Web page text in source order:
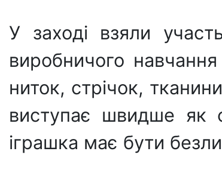
У заході взяли
виробничого
ниток, стрічок,
виступає швидше як
іграшка має бути